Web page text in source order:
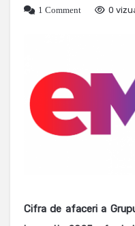
1 Comment
0
Cifra de afaceri a